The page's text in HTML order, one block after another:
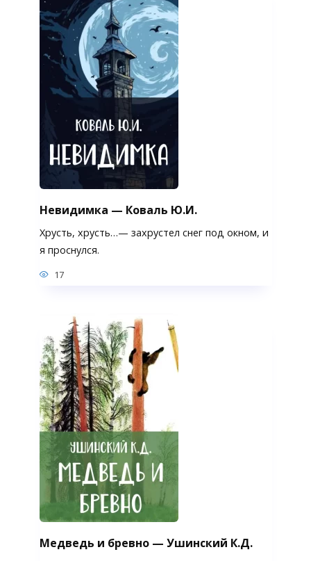
Невидимка — Коваль Ю.И.
Хрусть, хрусть…— захрустел снег под окном, и
я проснулся.
17
Медведь и бревно — Ушинский К.Д.